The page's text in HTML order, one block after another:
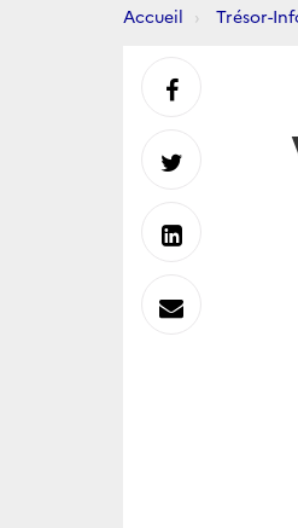
Accueil Trésor-
Partager
sur
Partager
sur
Partager
sur
Envoyer